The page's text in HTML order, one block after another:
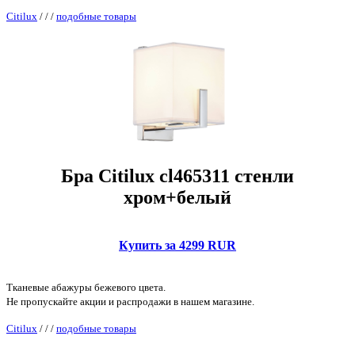
Citilux / / / подобные товары
Бра Citilux cl465311 стенли
хром+белый
Купить за 4299 RUR
Тканевые абажуры бежевого цвета.
Не пропускайте акции и распродажи в нашем магазине.
Citilux / / / подобные товары